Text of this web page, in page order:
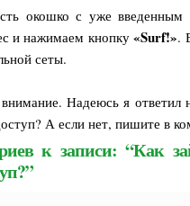
окошко с уже введенным
и нажимаем кнопку«Surf!».
сеты.
Надеюсь я ответил
А если нет, пишите в
к записи: “Как